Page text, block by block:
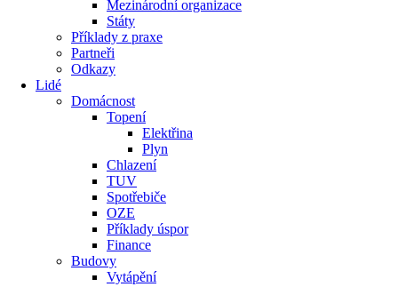
Mezinárodní organizace
Státy
Příklady z praxe
Partneři
Odkazy
Lidé
Domácnost
Topení
Elektřina
Plyn
Chlazení
TUV
Spotřebiče
OZE
Příklady úspor
Finance
Budovy
Vytápění